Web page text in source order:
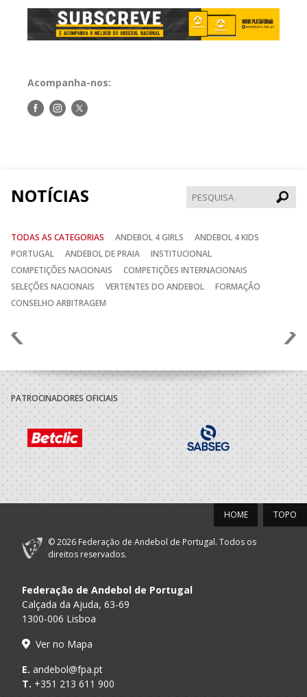
Acompanha-nos:
Siga-Siga-Siga-
NOTÍCIAS
TODAS AS CATEGORIAS ANDEBOL 4 GIRLS
ANDEBOL 4 KIDS
PORTUGAL
ANDEBOL DE PRAIA
INSTITUCIONAL
COMPETIÇÕES NACIONAIS
COMPETIÇÕES INTERNACIONAIS
SELEÇÕES NACIONAIS
VERTENTES DO ANDEBOL
FORMAÇÃO
CONSELHO ARBITRAGEM
Anterior
PATROCINADORES OFICIAIS
TOPO
HOME
© 2026 Federação de Andebol de Portugal. Todos os
direitos reservados.
Federação de Andebol de Portugal
Calçada da Ajuda, 63-69
1300-006 Lisboa
Ver no Mapa
E. andebol@fpa.pt
T. +351 213 611 900